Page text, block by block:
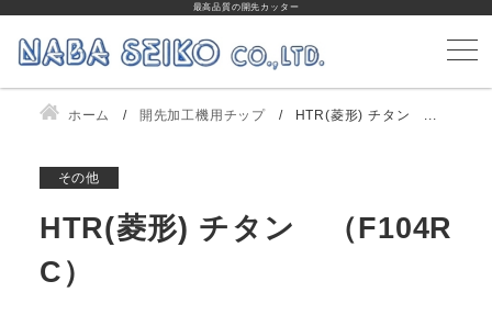
最高品質の開先カッター
ホーム 開先加工機用チップ HTR(菱形) チタン ...
その他
HTR(菱形) チタン （F104R
C）